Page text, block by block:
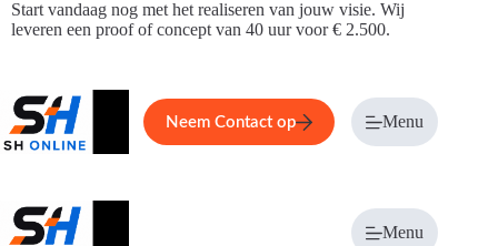
Ga
naar
Start vandaag nog met het realiseren van jouw visie. Wij
leveren een proof of concept van 40 uur voor € 2.500.
Home Service Over ons
Neem Contact op Menu
Menu